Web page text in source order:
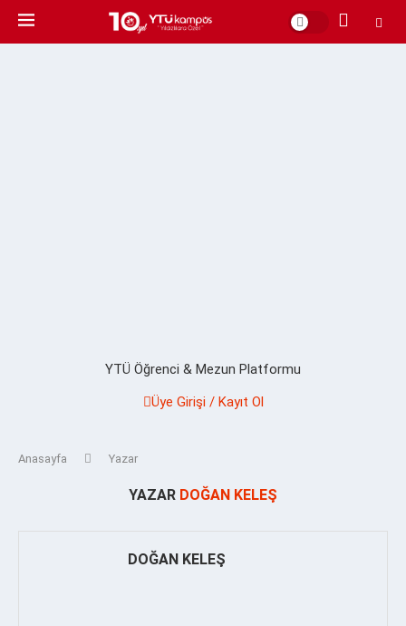
YTÜ Öğrenci & Mezun Platformu
Üye Girişi / Kayıt Ol
Anasayfa Yazar
YAZAR DOĞAN KELEŞ
DOĞAN KELEŞ